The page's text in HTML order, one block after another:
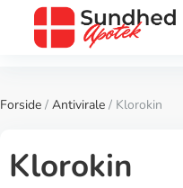
Forside / Antivirale / Klorokin
Klorokin